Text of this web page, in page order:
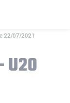
22/07/2021
U20